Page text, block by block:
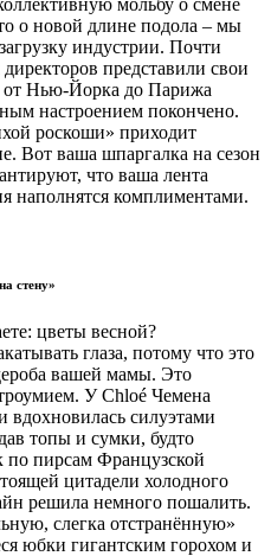
о новой длине подола – мы
индустрии. Почти
представили свои
от Нью-Йорка до Парижа
настроением покончено.
роскоши» приходит
Вот ваша шпаргалка на сезон
что ваша лента
наполнятся комплиментами.
стену»
цветы весной?
глаза, потому что это
вашей мамы. Это
У Chloé Чемена
вдохновилась силуэтами
топы и сумки, будто
по пирсам Французской
цитадели холодного
решила немного пошалить.
слегка отстранённую»
юбки гигантским горохом и